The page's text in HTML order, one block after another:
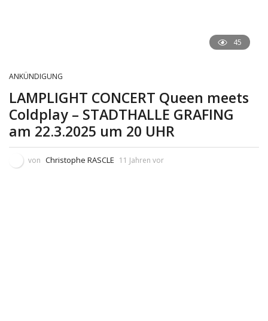
45
ANKÜNDIGUNG
LAMPLIGHT CONCERT Queen meets
Coldplay – STADTHALLE GRAFING
am 22.3.2025 um 20 UHR
von Christophe RASCLE 11 Jahren vor